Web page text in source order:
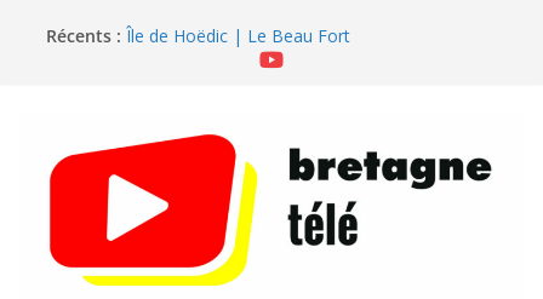
Récents : Île de Hoëdic | Le Beau Fort
Île de Hoëdic | Le Paradis Secret sans Voiture
Île de Hoëdic | Dimanche le Jour du Zodiac